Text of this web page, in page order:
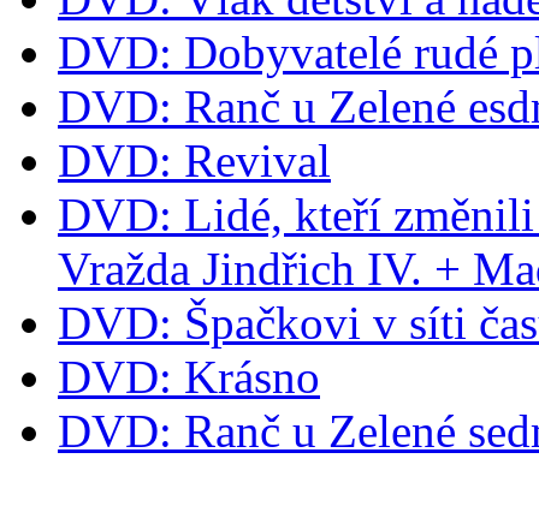
DVD: Dobyvatelé rudé
DVD: Ranč u Zelené
DVD: Revival
DVD: Lidé, kteří
Vražda Jindřich IV. +
DVD: Špačkovi v síti
DVD: Krásno
DVD: Ranč u Zelené